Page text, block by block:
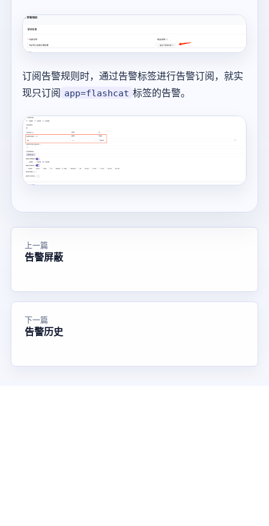
订阅告警规则时，通过告警标签进行告警订阅，就实
现只订阅 app=flashcat 标签的告警。
上一篇
告警屏蔽
下一篇
告警历史